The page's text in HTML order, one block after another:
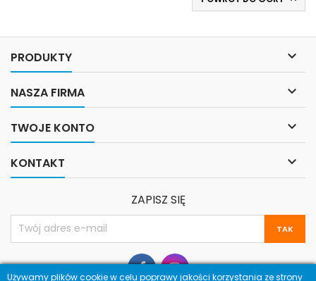
PRODUKTY 
NASZA FIRMA 
TWOJE KONTO 
KONTAKT 
ZAPISZ SIĘ
Używamy plików cookie w celu poprawy jakości korzystania ze strony